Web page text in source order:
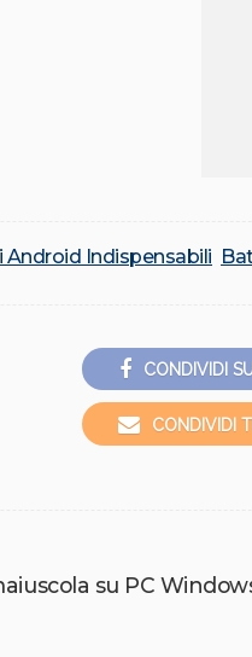
Android Indispensabili
CONDIVIDI
CONDIVIDI
su PC